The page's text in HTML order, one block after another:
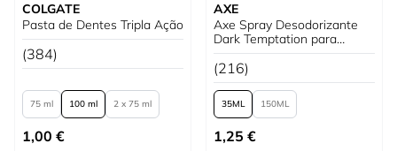
COLGATE
Pasta de Dentes Tripla Ação
(384)
75 ml 100 ml 2 x 75 ml
Tão baixo quanto
1,00 €
AXE
Axe Spray Desodorizante
Dark Temptation para
homem
(216)
35 150
Tão baixo quanto
1,25 €